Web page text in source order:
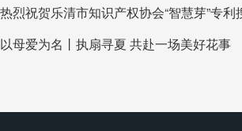
以母爱为名丨执扇寻夏 共赴一场美好花事